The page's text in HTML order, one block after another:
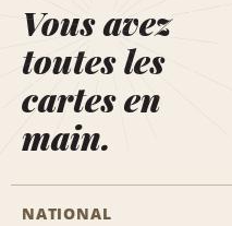
Vous avez
toutes les
cartes en
main.
NATIONAL